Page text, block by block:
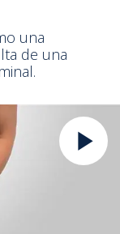
una
de una